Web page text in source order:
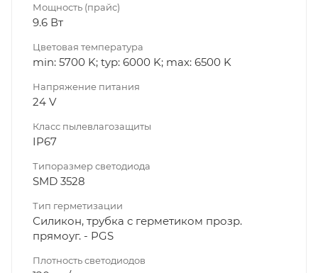
Мощность (прайс)
9.6 Вт
Цветовая температура
min: 5700 K; typ: 6000 K; max: 6500 K
Напряжение питания
24 V
Класс пылевлагозащиты
IP67
Типоразмер светодиода
SMD 3528
Тип герметизации
Силикон, трубка с герметиком прозр.
прямоуг. - PGS
Плотность светодиодов